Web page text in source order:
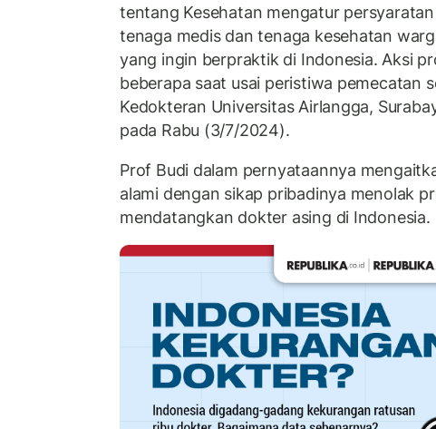
tentang Kesehatan mengatur
tenaga medis dan tenaga kesehatan
yang ingin berpraktik di Indonesia. Aksi
beberapa saat usai peristiwa pemecatan
Kedokteran Universitas Airlangga,
pada Rabu (3/7/2024).
Prof Budi dalam pernyataannya
alami dengan sikap pribadinya menolak
mendatangkan dokter asing di Indonesia.